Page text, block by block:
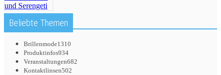
Beliebte Themen
Brillenmode1310
Produktinfos934
Veranstaltungen682
Kontaktlinsen502